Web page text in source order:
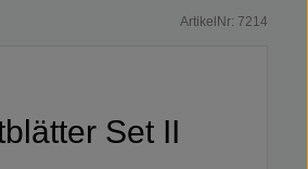
ArtikelNr: 7214
Set II